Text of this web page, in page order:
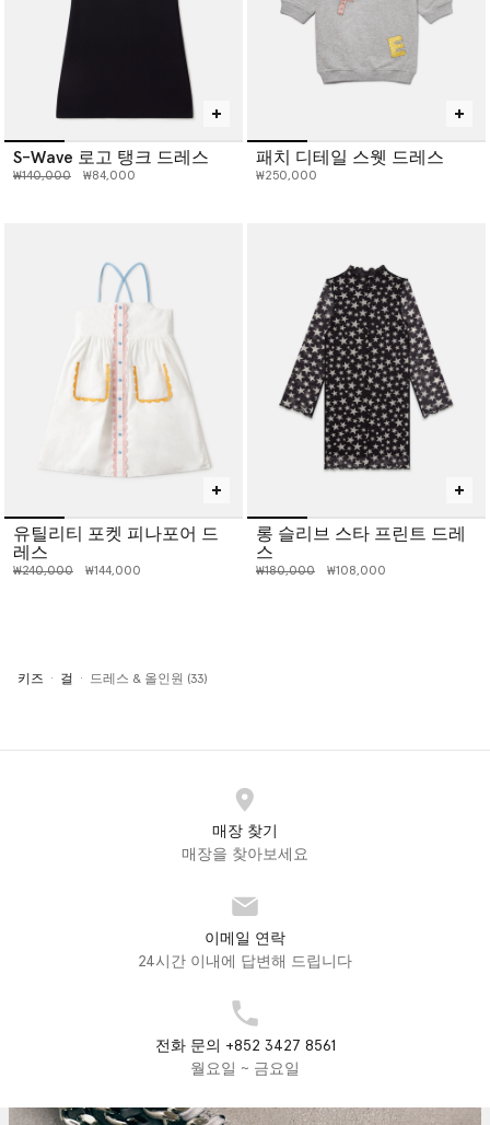
S-Wave 로고 탱크 드레스
인하 전 가격:
₩140,000인하된 가격:
₩84,000
패치 디테일 스웻 드레스
₩250,000
유틸리티 포켓 피나포어 드
레스
인하 전 가격:
₩240,000인하된 가격:
₩144,000
롱 슬리브 스타 프린트 드레
스
인하 전 가격:
₩180,000인하된 가격:
₩108,000
키즈 걸 드레스 & 올인원 (33)
매장 찾기
매장을 찾아보세요
이메일 연락
24시간 이내에 답변해 드립니다
전화 문의 +852 3427 8561
월요일 ~ 금요일